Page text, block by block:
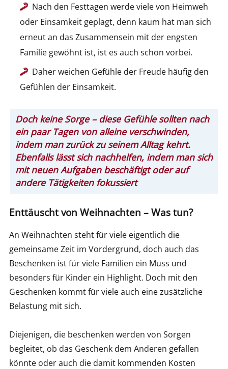
Nach den Festtagen werde viele von Heimweh
oder Einsamkeit geplagt, denn kaum hat man sich
erneut an das Zusammensein mit der engsten
Familie gewöhnt ist, ist es auch schon vorbei.
Daher weichen Gefühle der Freude häufig den
Gefühlen der Einsamkeit.
Doch keine Sorge – diese Gefühle sollten nach
ein paar Tagen von alleine verschwinden,
indem man zurück zu seinem Alltag kehrt.
Ebenfalls lässt sich nachhelfen, indem man sich
mit neuen Aufgaben beschäftigt oder auf
andere Tätigkeiten fokussiert
Enttäuscht von Weihnachten – Was tun?
An Weihnachten steht für viele eigentlich die
gemeinsame Zeit im Vordergrund, doch auch das
Beschenken ist für viele Familien ein Muss und
besonders für Kinder ein Highlight. Doch mit den
Geschenken kommt für viele auch eine zusätzliche
Belastung mit sich.
Diejenigen, die beschenken werden von Sorgen
begleitet, ob das Geschenk dem Anderen gefallen
könnte oder auch die damit kommenden Kosten